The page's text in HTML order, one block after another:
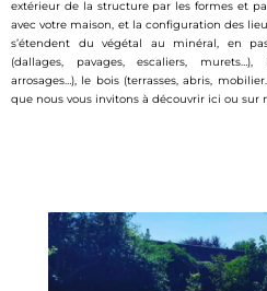
extérieur de la structure par les formes et
avec votre maison, et la configuration des
s’étendent du végétal au minéral, en
(dallages, pavages, escaliers, murets…),
arrosages…), le bois (terrasses, abris,
que nous vous invitons à découvrir ici ou sur